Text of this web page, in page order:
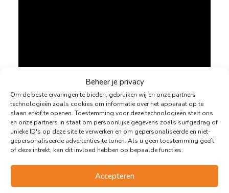
Beheer je privacy
Om de beste ervaringen te bieden, gebruiken wij en onze partners
technologieën zoals cookies om informatie over het apparaat op te
slaan en/of te openen. Toestemming voor deze technologieën stelt ons
en onze partners in staat om persoonlijke gegevens zoals surfgedrag of
unieke ID's op deze site te verwerken en om gepersonaliseerde en niet-
gepersonaliseerde advertenties te tonen. Als u geen toestemming geeft
of deze intrekt, kan dit invloed hebben op bepaalde functies.
Accepteren